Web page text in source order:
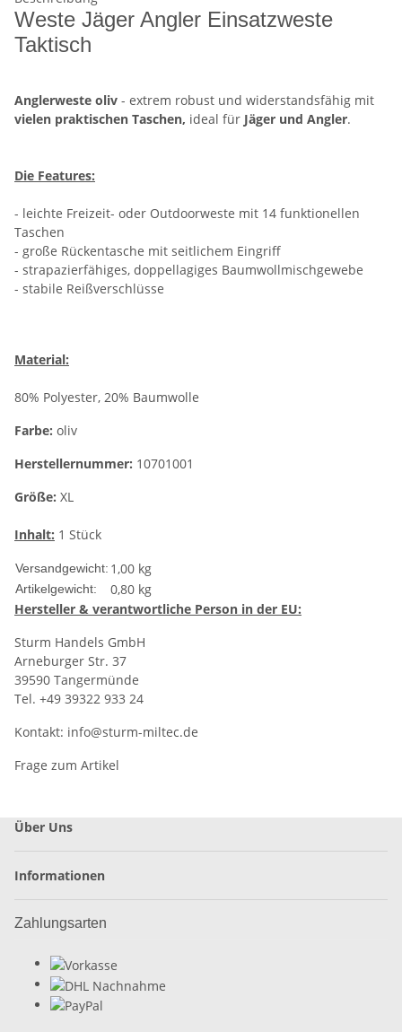
Weste Jäger Angler Einsatzweste
Taktisch
Anglerweste oliv - extrem robust und widerstandsfähig mit
vielen praktischen Taschen, ideal für Jäger und Angler.
Die Features:
- leichte Freizeit- oder Outdoorweste mit 14 funktionellen
Taschen
- große Rückentasche mit seitlichem Eingriff
- strapazierfähiges, doppellagiges Baumwollmischgewebe
- stabile Reißverschlüsse
Material:
80% Polyester, 20% Baumwolle
Farbe: oliv
Herstellernummer: 10701001
Größe: XL
Inhalt: 1 Stück
Versandgewicht: 1,00 kg
Artikelgewicht: 0,80 kg
Hersteller & verantwortliche Person in der EU:
Sturm Handels GmbH
Arneburger Str. 37
39590 Tangermünde
Tel. +49 39322 933 24
Kontakt: info@sturm-miltec.de
Frage zum Artikel
Über Uns
Informationen
Zahlungsarten